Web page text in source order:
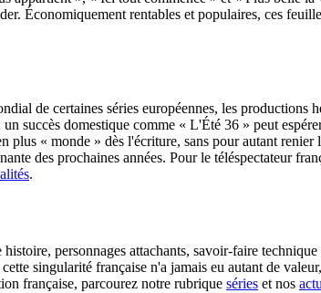
Économiquement rentables et populaires, ces
de certaines séries européennes, les productions
succès domestique comme « L'Été 36 » peut
« monde » dès l'écriture, sans pour autant
des prochaines années. Pour le téléspectateur
.
personnages attachants, savoir-faire
singularité française n'a jamais eu autant de
française, parcourez notre rubrique séries et nos